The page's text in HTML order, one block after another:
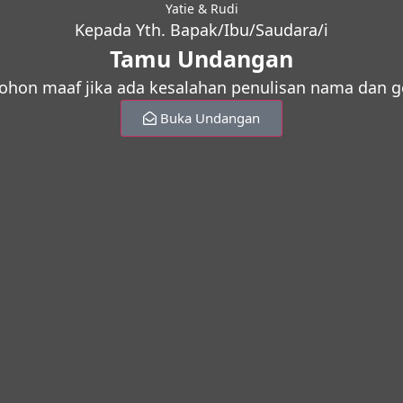
Yatie & Rudi
Kepada Yth. Bapak/Ibu/Saudara/i
Tamu Undangan
maaf jika ada kesalahan penulisan nama dan
Buka Undangan